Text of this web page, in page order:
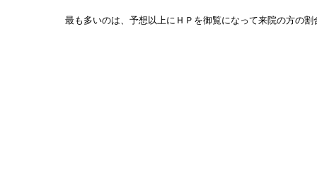
最も多いのは、予想以上にＨＰを御覧になって来院の方の割